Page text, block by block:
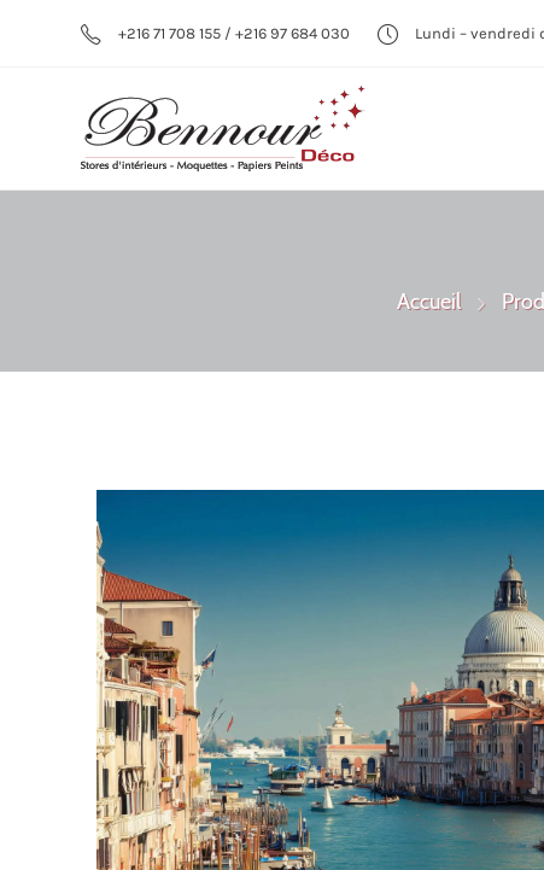
+216 71 708 155 / +216 97 684 030 Lundi – vendredi
Accueil